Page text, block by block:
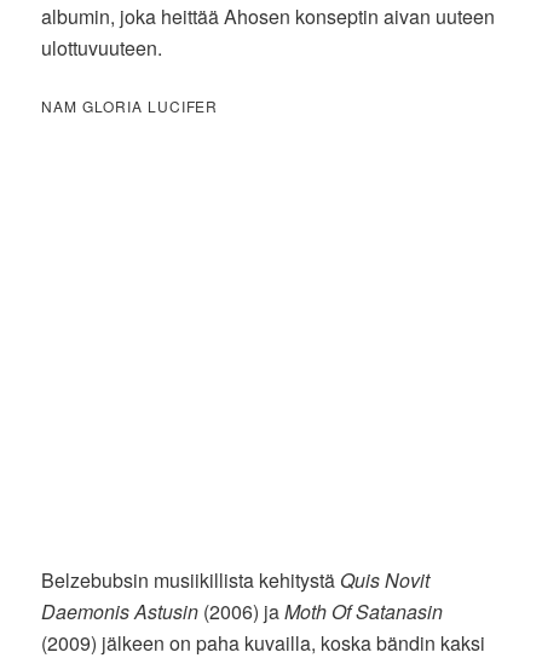
albumin, joka heittää Ahosen konseptin aivan uuteen
ulottuvuuteen.
NAM GLORIA LUCIFER
Belzebubsin musiikillista kehitystä Quis Novit
Daemonis Astusin (2006) jaMoth Of Satanasin
(2009) jälkeen on paha kuvailla, koska bändin kaksi